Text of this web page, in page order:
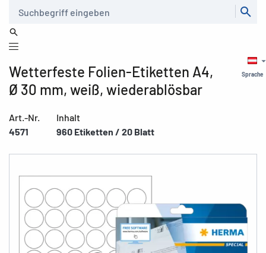
Sprache
Wetterfeste Folien-Etiketten A4,
Ø 30 mm, weiß, wiederablösbar
Art.-Nr.
4571
Inhalt
960 Etiketten / 20 Blatt